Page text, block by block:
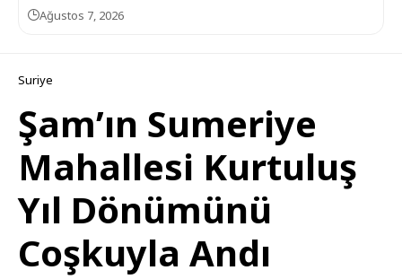
Ağustos 7, 2026
Suriye
Şam’ın Sumeriye
Mahallesi Kurtuluş
Yıl Dönümünü
Coşkuyla Andı